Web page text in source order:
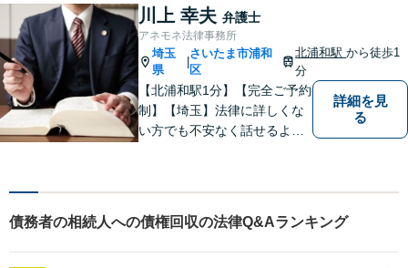
で、少しでもご依頼者様の安
心につながるように尽くして
おります。
川上 幸夫 弁護士
アネモネ法律事務所
埼玉
県
|
さいたま市浦和
区
北浦和駅から徒歩1
分
【北浦和駅1分】【完全ご予約
制】【埼玉】法律に詳しくな
い方でも不安なく話せるよ
く感じがちな法律問題も、少
しょう。
詳細を見
る
債務者の相続人への債権回収の法律Q&Aランキング